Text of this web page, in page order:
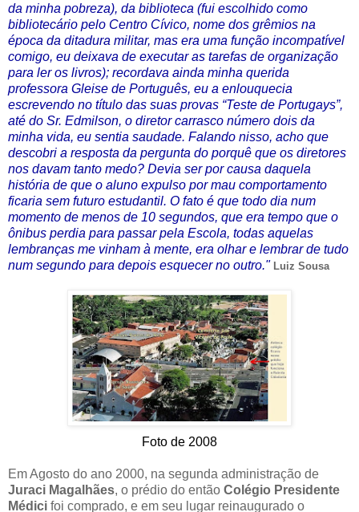
da minha pobreza), da biblioteca (fui escolhido como
bibliotecário pelo Centro Cívico, nome dos grêmios na
época da ditadura militar, mas era uma função incompatível
comigo, eu deixava de executar as tarefas de organização
para ler os livros); recordava ainda minha querida
professora Gleise de Português, eu a enlouquecia
escrevendo no título das suas provas “Teste de Portugays”,
até do Sr. Edmilson, o diretor carrasco número dois da
minha vida, eu sentia saudade. Falando nisso, acho que
descobri a resposta da pergunta do porquê que os diretores
nos davam tanto medo? Devia ser por causa daquela
história de que o aluno expulso por mau comportamento
ficaria sem futuro estudantil. O fato é que todo dia num
momento de menos de 10 segundos, que era tempo que o
ônibus perdia para passar pela Escola, todas aquelas
lembranças me vinham à mente, era olhar e lembrar de tudo
num segundo para depois esquecer no outro." Luiz Sousa
Foto de 2008
Em Agosto do ano 2000, na segunda administração de
Juraci Magalhães, o prédio do então Colégio Presidente
Médici foi comprado, e em seu lugar reinaugurado o